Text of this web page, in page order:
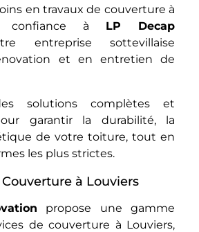
en travaux de couverture à
confiance à LP Decap
entreprise sottevillaise
et en entretien de
solutions complètes et
garantir la durabilité, la
de votre toiture, tout en
les plus strictes.
à Louviers
propose une gamme
de couverture à Louviers,